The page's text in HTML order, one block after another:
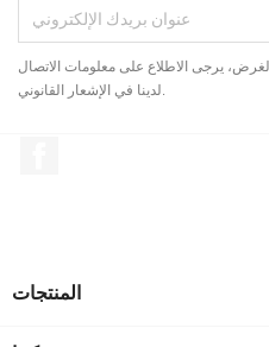
يرجى الاطلاع على معلومات الاتصال
لدينا في الإشعار القانوني.
المنتجات